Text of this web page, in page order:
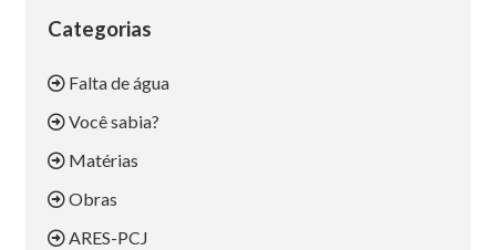
Categorias
Falta de água
Você sabia?
Matérias
Obras
ARES-PCJ